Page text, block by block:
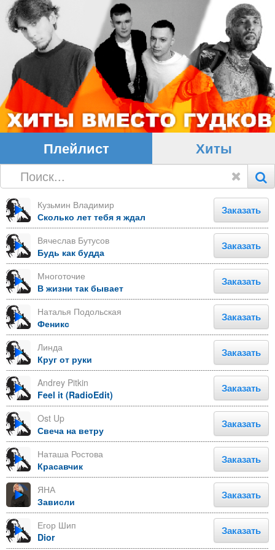
Плейлист Хиты
Кузьмин Владимир
Сколько лет тебя я ждал
Заказать
Вячеслав Бутусов
Будь как будда
Заказать
Многоточие
В жизни так бывает
Заказать
Наталья Подольская
Феникс
Заказать
Линда
Круг от руки
Заказать
Andrey Pitkin
Feel it (RadioEdit)
Заказать
Ost Up
Свеча на ветру
Заказать
Наташа Ростова
Красавчик
Заказать
ЯНА
Зависли
Заказать
Егор Шип
Dior
Заказать